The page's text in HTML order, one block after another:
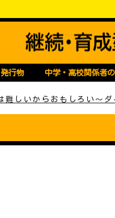
ルズコ
発行物 中学・高校関係者
しいからおもしろい～